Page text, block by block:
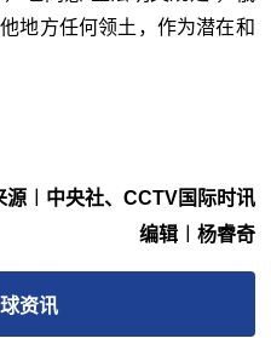
地方任何领土，作为潜在和
源︱中央社、CCTV国际时讯
编辑︱杨睿奇
资讯